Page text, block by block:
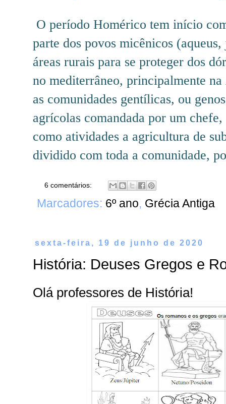
O período Homérico tem início
parte dos povos micênicos
áreas rurais para se proteger dos
no mediterrâneo, principalmente
as comunidades gentílicas, ou
agrícolas comandada por um
como atividades a agricultura de
dividido com toda a comunidade,
6 comentários:
Marcadores: 6º ano, Grécia Antiga
sexta-feira, 19 de junho de 2020
História: Deuses Gregos e
Olá professores de História!